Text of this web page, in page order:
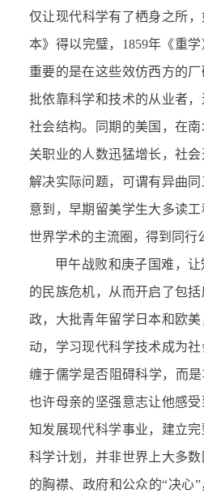
仅让现代科学有了栖身之所
本》得以完璧，1859年《重
重要的是在这些效仿西方的
批依靠科学和技术的从业者
社会结构。同期的美国，在
关职业的人数迅猛增长，社
解决实际问题，可谓有异曲
意到，早期留美学生大多读
世界学术的主流圈，得到同行
甲午战败和庚子国难，
的民族危机，从而开启了包
政，大批青年留学日本和欧
动，学习现代科学技术成为
缠于儒学是否阻碍科学，而是
也许母亲的坚强意志让他感
知发展现代科学事业，建立
科学计划，并非世界上大多
的胸襟、政府和公众的“决心”